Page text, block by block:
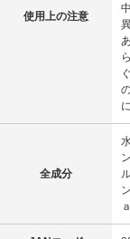
使用上の注意
全成分